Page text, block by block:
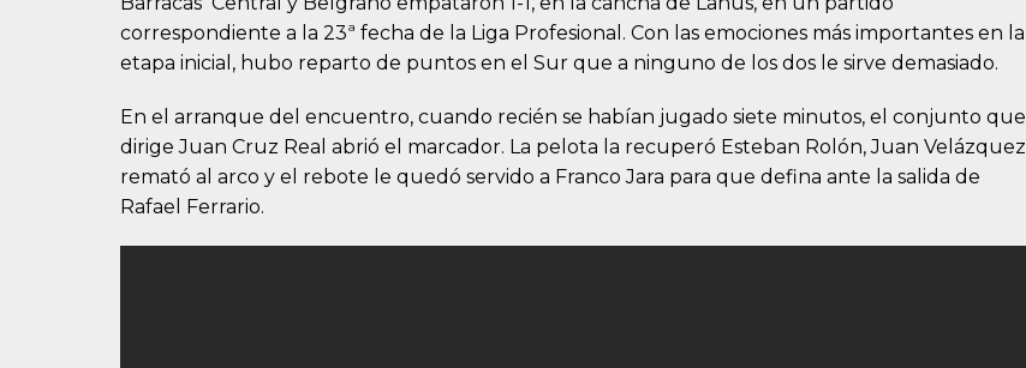
correspondiente a la 23ª fecha de la Liga Profesional. Con las emociones más importantes en la
etapa inicial, hubo reparto de puntos en el Sur que a ninguno de los dos le sirve demasiado.
En el arranque del encuentro, cuando recién se habían jugado siete minutos, el conjunto que
dirige Juan Cruz Real abrió el marcador. La pelota la recuperó Esteban Rolón, Juan Velázquez
remató al arco y el rebote le quedó servido a Franco Jara para que defina ante la salida de
Rafael Ferrario.